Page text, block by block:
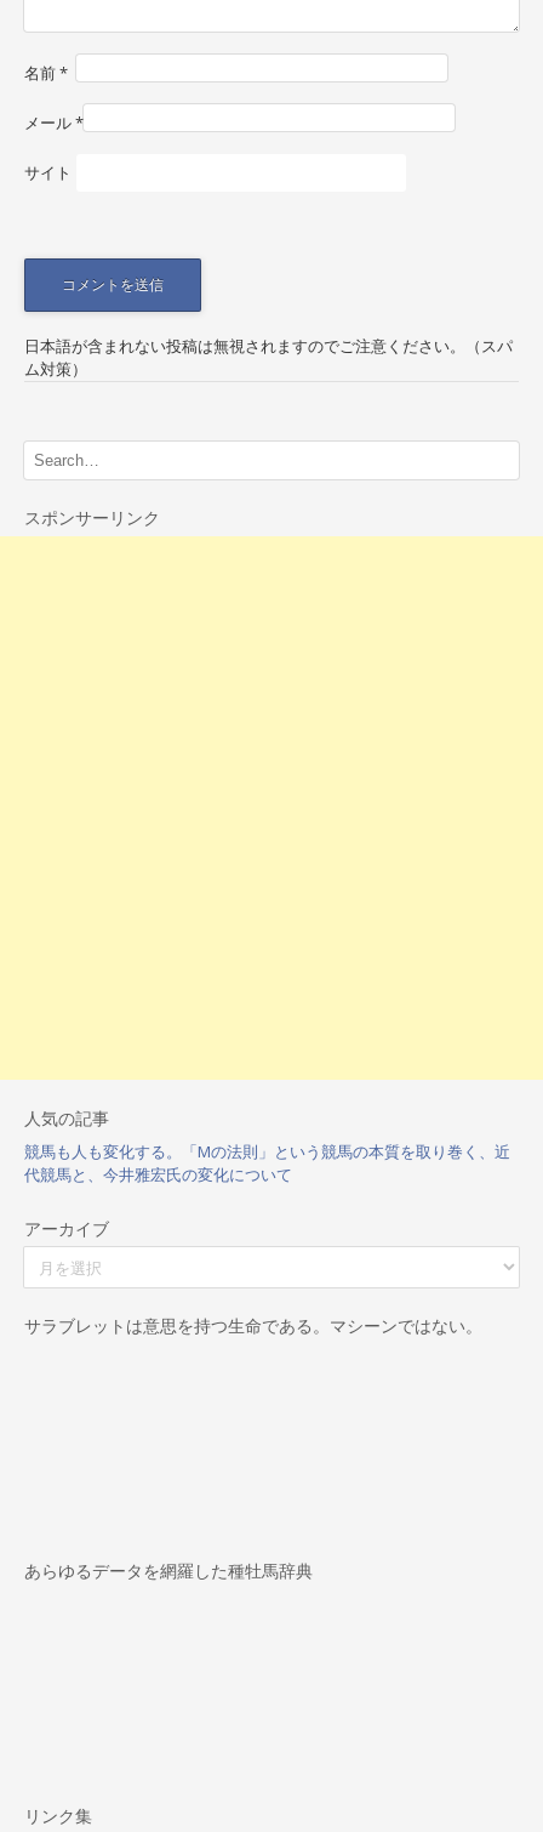
i
o
n
名前*
メール*
サイト
日本語が含まれない投稿は無視されますのでご注意ください。（スパ
ム対策）
スポンサーリンク
人気の記事
競馬も人も変化する。「Mの法則」という競馬の本質を取り巻く、近
代競馬と、今井雅宏氏の変化について
アーカイブ
イ
サラブレットは意思を持つ生命である。マシーンではない。
あらゆるデータを網羅した種牡馬辞典
リンク集